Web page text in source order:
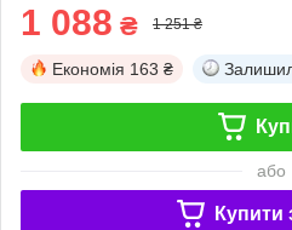
1 088 ₴ 1 251 ₴
Економія 163 ₴
або
Купити